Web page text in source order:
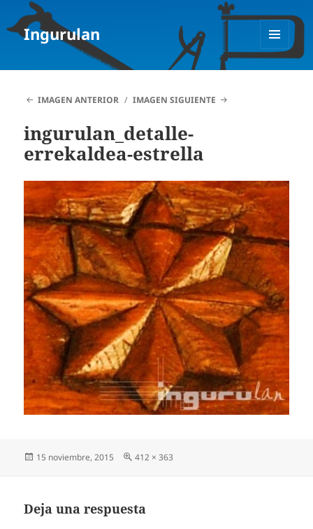
Ingurulan
MENÚ
IMAGEN ANTERIOR
IMAGEN SIGUIENTE
ingurulan_detalle-
errekaldea-estrella
Publicado
15 noviembre, 2015
Tamaño
412 × 363
Deja una respuesta